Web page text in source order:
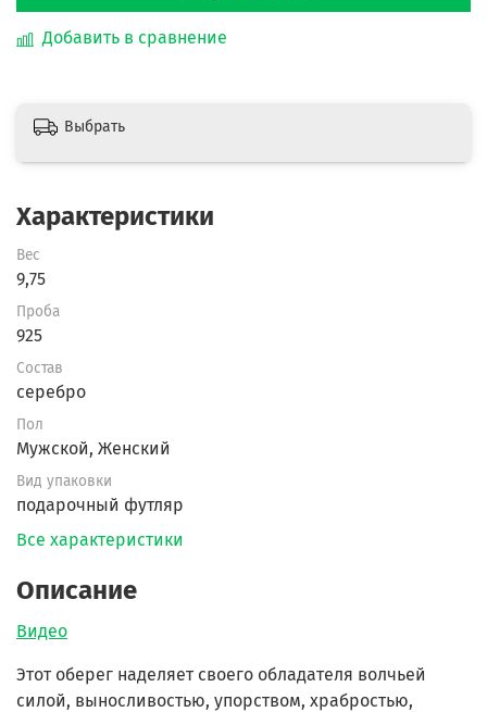
Добавить в сравнение
Выбрать
Характеристики
Вес
9,75
Проба
925
Состав
серебро
Пол
Мужской, Женский
Вид упаковки
подарочный футляр
Все характеристики
Описание
Видео
Этот оберег наделяет своего обладателя волчьей
силой, выносливостью, упорством, храбростью,